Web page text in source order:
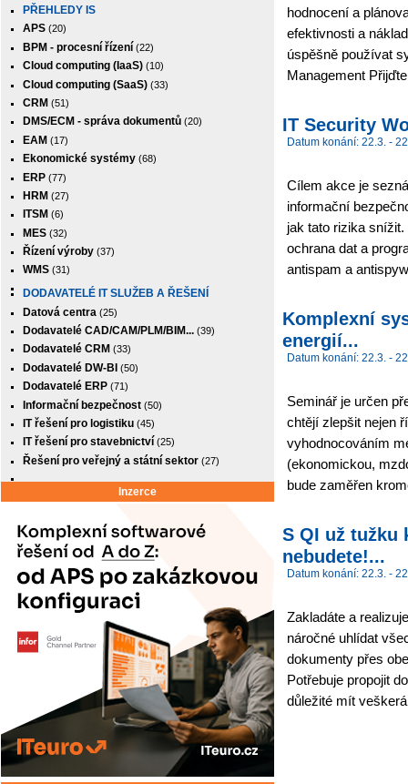
PŘEHLEDY IS
APS (20)
BPM - procesní řízení (22)
Cloud computing (IaaS) (10)
Cloud computing (SaaS) (33)
CRM (51)
DMS/ECM - správa dokumentů (20)
EAM (17)
Ekonomické systémy (68)
ERP (77)
HRM (27)
ITSM (6)
MES (32)
Řízení výroby (37)
WMS (31)
DODAVATELÉ IT SLUŽEB A ŘEŠENÍ
Datová centra (25)
Dodavatelé CAD/CAM/PLM/BIM... (39)
Dodavatelé CRM (33)
Dodavatelé DW-BI (50)
Dodavatelé ERP (71)
Informační bezpečnost (50)
IT řešení pro logistiku (45)
IT řešení pro stavebnictví (25)
Řešení pro veřejný a státní sektor (27)
Inzerce
hodnocení a
efektivnosti a
úspěšně používat
Management
IT Security
Datum konání: 22.3. -
Cílem akce je
informační
jak tato rizika
ochrana dat a
antispam a
Komplexní
energií...
Datum konání: 22.3. -
Seminář je určen
chtějí zlepšit nejen
vyhodnocováním
(ekonomickou,
bude zaměřen
S QI už tužku
nebudete!...
Datum konání: 22.3. -
Zakladáte a
náročné uhlídat
dokumenty přes
Potřebuje propojit
důležité mít